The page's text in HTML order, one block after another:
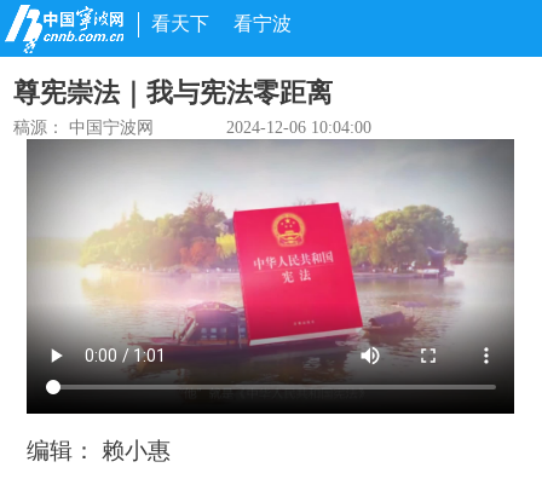
看天下 看宁波
尊宪崇法｜我与宪法零距离
稿源： 中国宁波网 2024-12-06 10:04:00
编辑： 赖小惠